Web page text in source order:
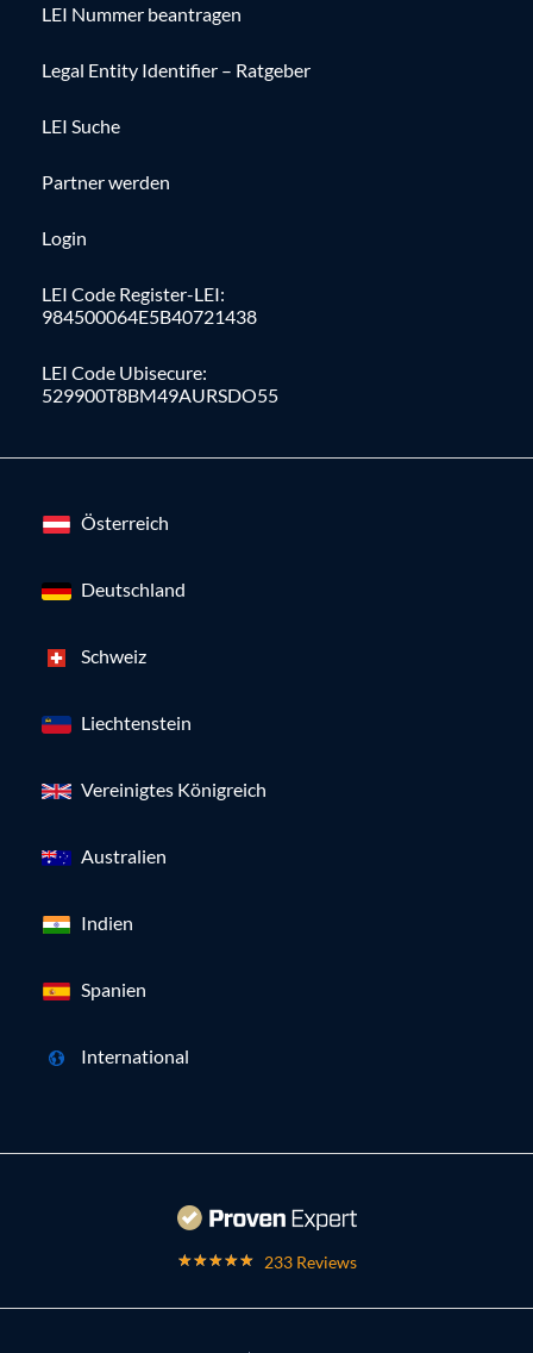
LEI Nummer beantragen
Legal Entity Identifier – Ratgeber
LEI Suche
Partner werden
Login
LEI Code Register-LEI:
984500064E5B40721438
LEI Code Ubisecure:
529900T8BM49AURSDO55
Österreich
Deutschland
Schweiz
Liechtenstein
Vereinigtes Königreich
Australien
Indien
Spanien
International
233 Reviews